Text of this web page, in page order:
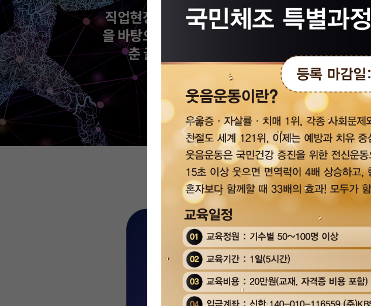
직업현장과의 연계성을 갖춘 실무중심 교육
을 바탕으로 시대적 감각과 현실적 감각을 갖
춘 글로벌 체육 인재를 양성합니다.